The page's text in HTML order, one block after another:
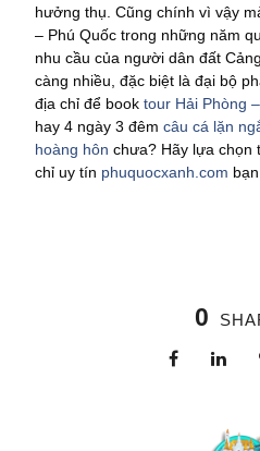
hưởng thụ. Cũng chính vì vậy
– Phú Quốc trong những năm
nhu cầu của người dân đất
càng nhiều, đặc biệt là đại bộ
địa chỉ để book tour Hải Phòng
hay 4 ngày 3 đêm câu cá lặn
hoàng hôn chưa? Hãy lựa chọn
chỉ uy tín phuquocxanh.com
0